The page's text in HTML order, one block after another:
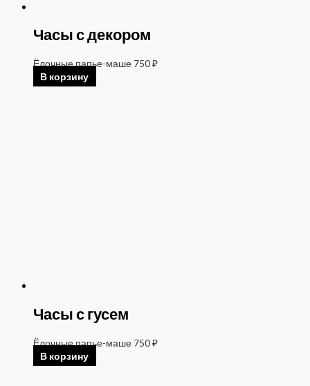
Часы с декором
Ёлочные папье-маше 750₽
В корзину
Часы с гусем
Ёлочные папье-маше 750₽
В корзину